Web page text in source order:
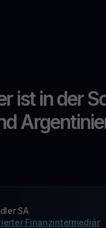
ist in der
SA
Finanzintermediär